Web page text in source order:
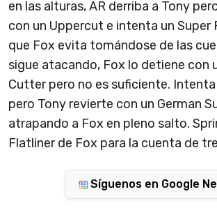
en las alturas, AR derriba a Tony
con un Uppercut e intenta un Super
que Fox evita tomándose de las
sigue atacando, Fox lo detiene con
Cutter pero no es suficiente.
pero Tony revierte con un German
atrapando a Fox en pleno salto.
Flatliner de Fox para la cuenta de
Síguenos en Google